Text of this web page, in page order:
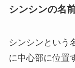
シンシンの名
シンシンという
に中心部に位置